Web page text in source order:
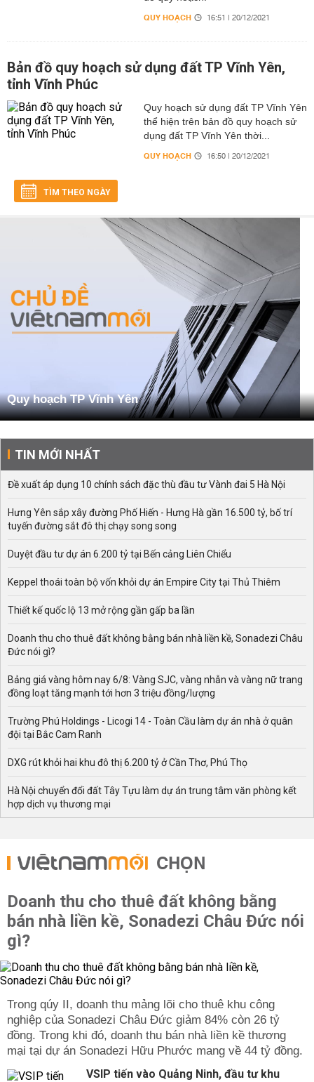
QUY HOẠCH 16:51 | 20/12/2021
Bản đồ quy hoạch sử dụng đất TP Vĩnh Yên,
tỉnh Vĩnh Phúc
Quy hoạch sử dụng đất TP Vĩnh Yên
thể hiện trên bản đồ quy hoạch sử
dụng đất TP Vĩnh Yên thời...
QUY HOẠCH 16:50 | 20/12/2021
TÌM THEO NGÀY
Quy hoạch TP Vĩnh Yên
TIN MỚI NHẤT
Đề xuất áp dụng 10 chính sách đặc thù đầu tư Vành đai 5 Hà Nội
Hưng Yên sắp xây đường Phố Hiến - Hưng Hà gần 16.500 tỷ, bố trí
tuyến đường sắt đô thị chạy song song
Duyệt đầu tư dự án 6.200 tỷ tại Bến cảng Liên Chiểu
Keppel thoái toàn bộ vốn khỏi dự án Empire City tại Thủ Thiêm
Thiết kế quốc lộ 13 mở rộng gần gấp ba lần
Doanh thu cho thuê đất không bằng bán nhà liền kề, Sonadezi Châu
Đức nói gì?
Bảng giá vàng hôm nay 6/8: Vàng SJC, vàng nhẫn và vàng nữ trang
đồng loạt tăng mạnh tới hơn 3 triệu đồng/lượng
Trường Phú Holdings - Licogi 14 - Toàn Cầu làm dự án nhà ở quân
đội tại Bắc Cam Ranh
DXG rút khỏi hai khu đô thị 6.200 tỷ ở Cần Thơ, Phú Thọ
Hà Nội chuyển đổi đất Tây Tựu làm dự án trung tâm văn phòng kết
hợp dịch vụ thương mại
CHỌN
Doanh thu cho thuê đất không bằng
bán nhà liền kề, Sonadezi Châu Đức nói
gì?
Trong qúy II, doanh thu mảng lõi cho thuê khu công
nghiệp của Sonadezi Châu Đức giảm 84% còn 26 tỷ
đồng. Trong khi đó, doanh thu bán nhà liền kề thương
mại tại dự án Sonadezi Hữu Phước mang về 44 tỷ đồng.
VSIP tiến vào Quảng Ninh, đầu tư khu